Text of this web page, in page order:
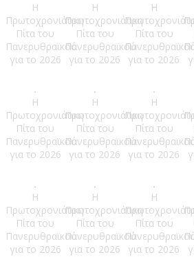
Η
Πρωτοχρονιάτικη
Πίτα του
Πανερυθραϊκού
για το 2026
Η
Πρωτοχρονιάτικη
Πίτα του
Πανερυθραϊκού
για το 2026
Η
Πίτα του
για το 2026
Η
Πρωτοχρονιάτικη
Πίτα του
Πανερυθραϊκού
για το 2026
Η
Πρωτοχρονιάτικη
Πίτα του
Πανερυθραϊκού
για το 2026
Η
Πίτα του
για το 2026
Η
Πρωτοχρονιάτικη
Πίτα του
Πανερυθραϊκού
για το 2026
Η
Πρωτοχρονιάτικη
Πίτα του
Πανερυθραϊκού
για το 2026
Η
Πίτα του
για το 2026